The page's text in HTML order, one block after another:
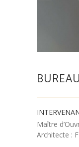
Maître
Architecte :